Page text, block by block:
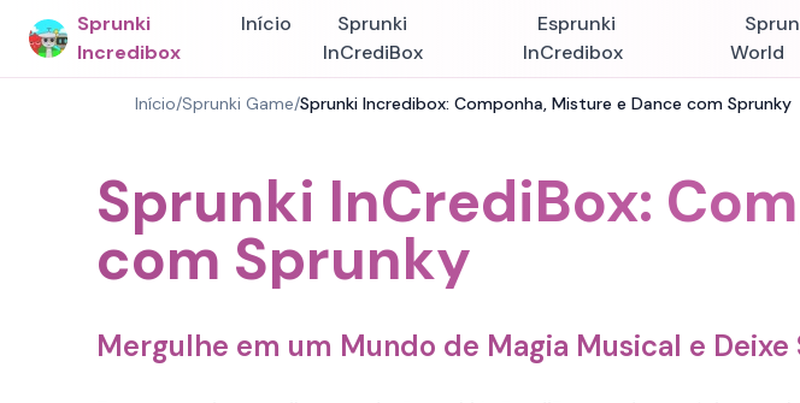
Sprunki
Incredibox
Início
Sprunki
InCrediBox
Esprunki
InCredibox
World
Início/Sprunki Game/Sprunki Incredibox: Componha, Misture e Dance com Sprunky
Sprunki InCrediBox:
com Sprunky
Mergulhe em um Mundo de Magia Musical e